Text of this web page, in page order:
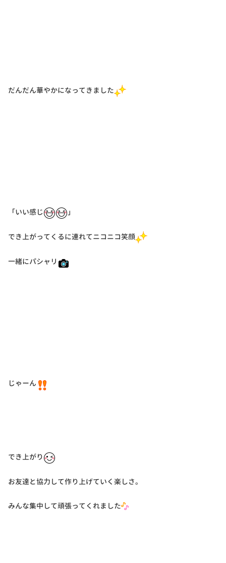
だんだん華やかになってきました
「いい感じ 」
でき上がってくるに連れてニコニコ笑顔
一緒にパシャリ
じゃーん
でき上がり
お友達と協力して作り上げていく楽しさ。
みんな集中して頑張ってくれました